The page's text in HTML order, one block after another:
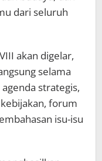
dari seluruh
akan digelar,
selama
strategis,
forum
isu-isu